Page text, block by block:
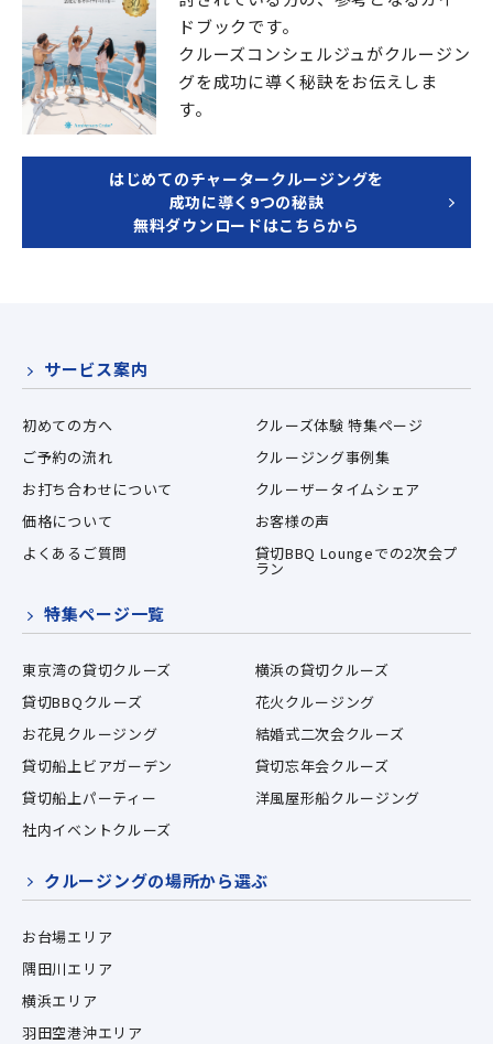
ドブックです。
クルーズコンシェルジュがクルージン
グを成功に導く秘訣をお伝えしま
す。
はじめてのチャータークルージングを
成功に導く9つの秘訣
無料ダウンロードはこちらから
サービス案内
初めての方へ
クルーズ体験 特集ページ
ご予約の流れ
クルージング事例集
お打ち合わせについて
クルーザータイムシェア
価格について
お客様の声
よくあるご質問
貸切BBQ Loungeでの2次会プ
ラン
特集ページ一覧
東京湾の貸切クルーズ
横浜の貸切クルーズ
貸切BBQクルーズ
花火クルージング
お花見クルージング
結婚式二次会クルーズ
貸切船上ビアガーデン
貸切忘年会クルーズ
貸切船上パーティー
洋風屋形船クルージング
社内イベントクルーズ
クルージングの場所から選ぶ
お台場エリア
隅田川エリア
横浜エリア
羽田空港沖エリア